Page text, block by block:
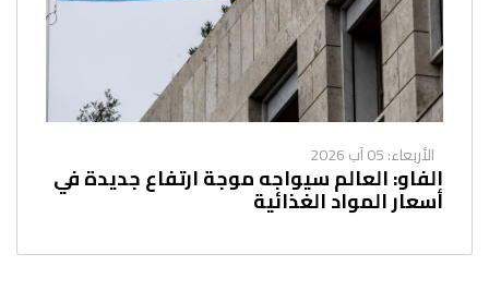
الأربعاء: 05 آب 2026
الفاو: العالم سيواجه موجة ارتفاع جديدة في
أسعار المواد الغذائية